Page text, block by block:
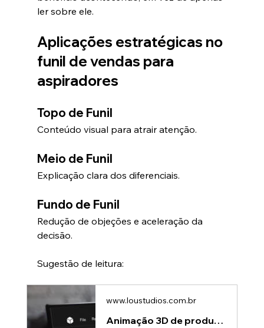
ler sobre ele.
Aplicações estratégicas no
funil de vendas para
aspiradores
Topo de Funil
Conteúdo visual para atrair atenção.
Meio de Funil
Explicação clara dos diferenciais.
Fundo de Funil
Redução de objeções e aceleração da
decisão.
Sugestão de leitura:
www.loustudios.com.br
Animação 3D de produto para catálogo digital: Mais impacto e conversão